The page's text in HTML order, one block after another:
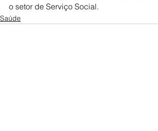
o setor de Serviço Social.
Saúde